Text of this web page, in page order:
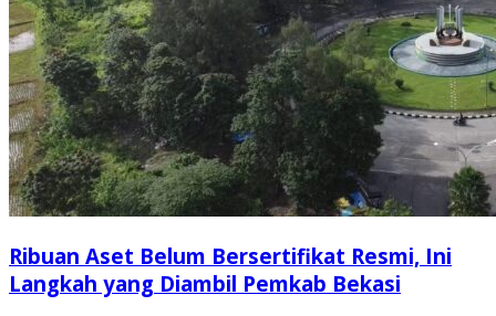
Ribuan Aset Belum Bersertifikat Resmi, Ini
Langkah yang Diambil Pemkab Bekasi